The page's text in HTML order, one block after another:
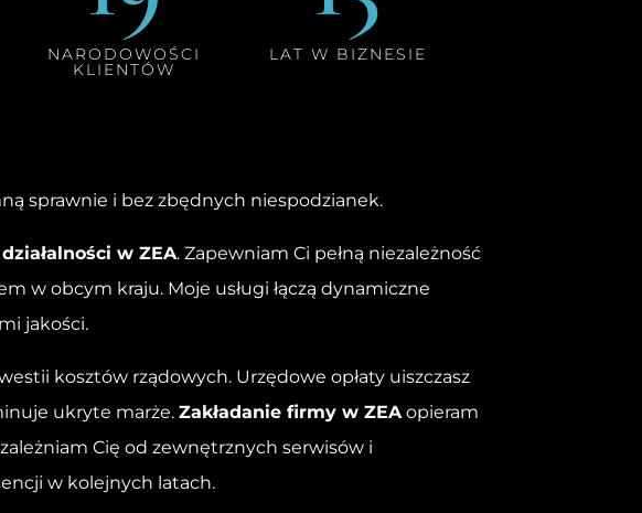
NARODOWOŚCI
KLIENTÓW
LAT W BIZNESIE
sprawnie i bez zbędnych niespodzianek.
w ZEA. Zapewniam Ci pełną niezależność
w obcym kraju. Moje usługi łączą dynamiczne
jakości.
kosztów rządowych. Urzędowe opłaty uiszczasz
ukryte marże. Zakładanie firmy w ZEAopieram
Cię od zewnętrznych serwisów i
w kolejnych latach.